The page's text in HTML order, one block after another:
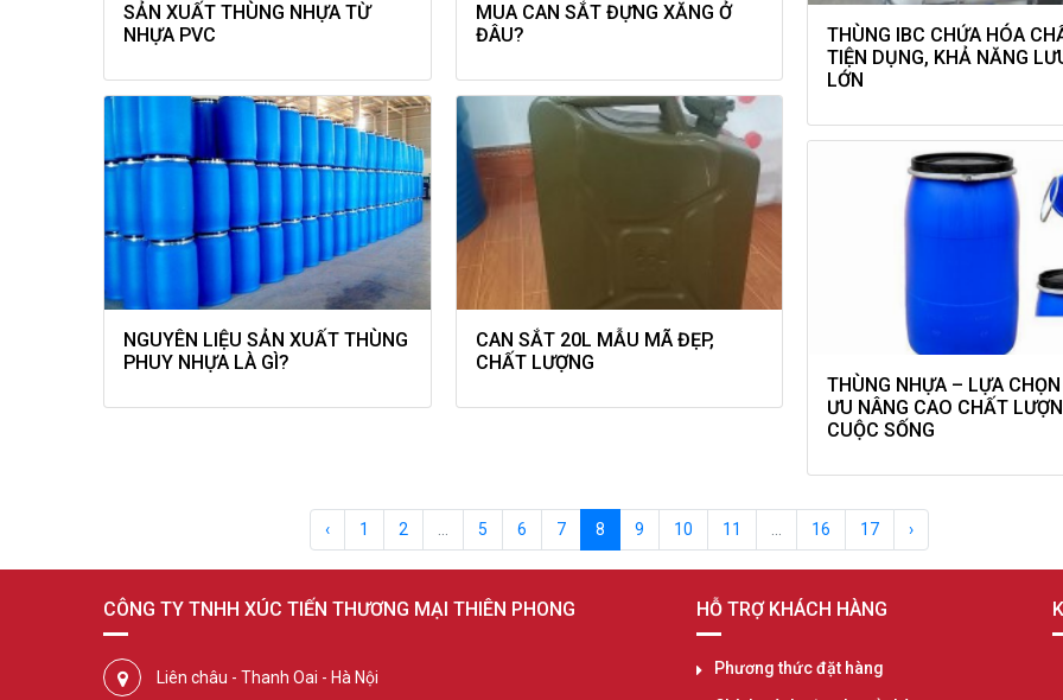
SẢN XUẤT THÙNG NHỰA TỪ
NHỰA PVC
NGUYÊN LIỆU SẢN XUẤT THÙNG
PHUY NHỰA LÀ GÌ?
MUA CAN SẮT ĐỰNG XĂNG Ở
ĐÂU?
CAN SẮT 20L MẪU MÃ ĐẸP,
CHẤT LƯỢNG
THÙNG IBC CHỨA HÓA
TIỆN DỤNG, KHẢ NĂNG
LỚN
THÙNG NHỰA – LỰA
ƯU NÂNG CAO CHẤT
CUỘC SỐNG
‹ 1 2 5 6 7 8 9 10 11 16 17 ›
CÔNG TY TNHH XÚC TIẾN THƯƠNG MẠI THIÊN PHONG
Liên châu - Thanh Oai - Hà Nội
HỖ TRỢ KHÁCH HÀNG
Phương thức đặt hàng